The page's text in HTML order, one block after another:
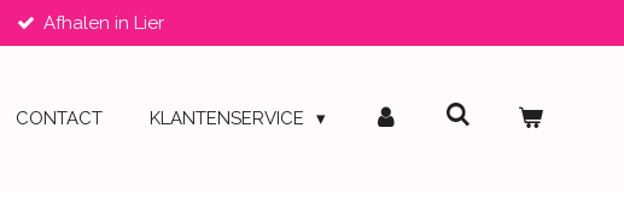
Afhalen in Lier
CONTACT KLANTENSERVICE